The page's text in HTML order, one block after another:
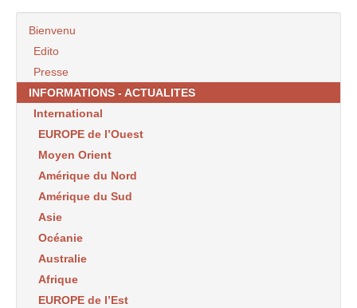
Bienvenu
Edito
Presse
INFORMATIONS - ACTUALITES
International
EUROPE de l’Ouest
Moyen Orient
Amérique du Nord
Amérique du Sud
Asie
Océanie
Australie
Afrique
EUROPE de l’Est